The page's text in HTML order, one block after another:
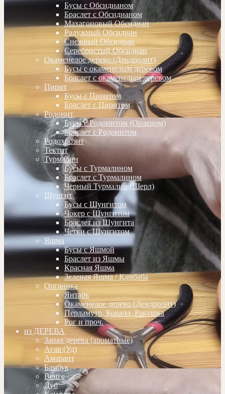
Бусы с Обсидианом
Браслет с Обсидианом
Махагоновый Обсидиан
Радужный Обсидиан
Снежный Обсидиан
Серебристый Обсидиан
Окаменелое дерево (Дендролит)
Бусы с окаменелым деревом
Браслет с окаменелым деревом
Пирит
Бусы с Пиритом
Браслет с Пиритом
Родонит
Бусы с Родонитом (Орлецом)
Браслет с Родонитом
Родохрозит
Тектит
Турмалин
Бусы с Турмалином
Браслет с Турмалином
Черный Турмалин (Шерл)
Шунгит
Бусы с Шунгитом
Чокер с Шунгитом
Браслет из Шунгита
Четки с Шунгитом
Яшма
Бусы с Яшмой
Браслет из Яшмы
Красная Яшма
Зеленая Яшма / Камбаба
Органика
Янтарь
Окаменелое дерево (Дендролит)
Перламутр, Коралл, Ракушка
Рог и проч.
из ДЕРЕВА
Запах дерева (ароматные)
Агар (Уд)
Амарант
Бамбук
Венге
Дуб